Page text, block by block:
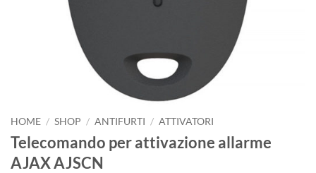
HOME / SHOP / ANTIFURTI / ATTIVATORI
Telecomando per attivazione allarme
AJAX AJSCN